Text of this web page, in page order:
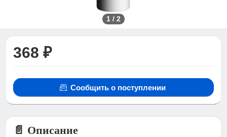
1 / 2
368 ₽
Сообщить о поступлении
📄 Описание